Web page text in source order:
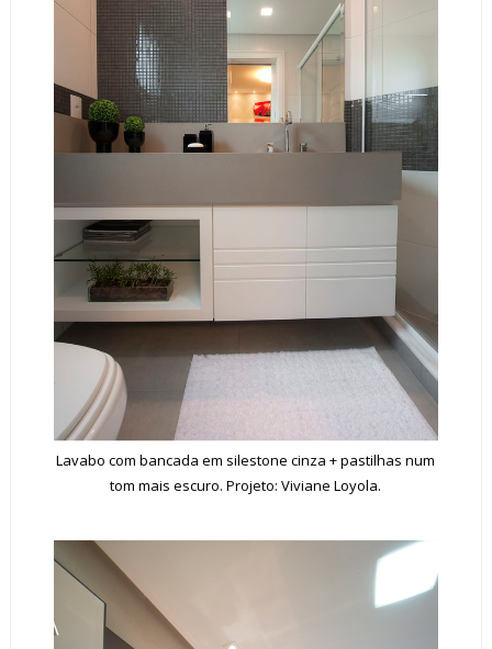
Lavabo com bancada em silestone cinza + pastilhas num
tom mais escuro. Projeto: Viviane Loyola.